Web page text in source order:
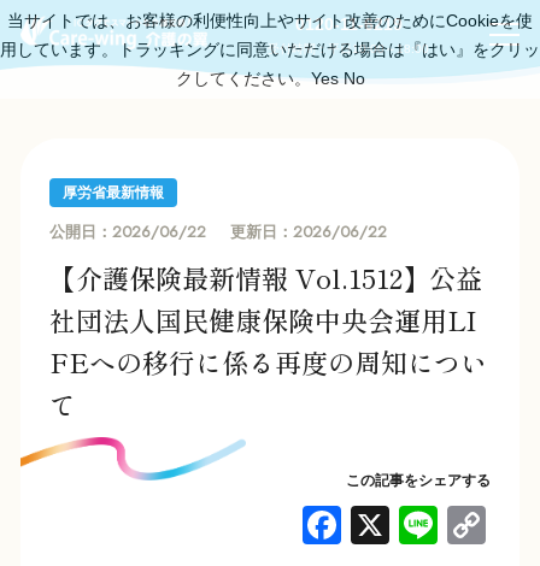
0120-11-6219
受付時間：平日10:00～18:00
厚労省最新情報
公開日： 2026/06/22 更新日： 2026/06/22
【介護保険最新情報 Vol.1512】公益
社団法人国民健康保険中央会運用LI
FEへの移行に係る再度の周知につい
て
この記事をシェアする
F X Li
当サイトでは、お客様の利便性向上やサイト改善のためにCookieを使
用しています。トラッキングに同意いただける場合は『はい』をクリッ
クしてください。Yes No